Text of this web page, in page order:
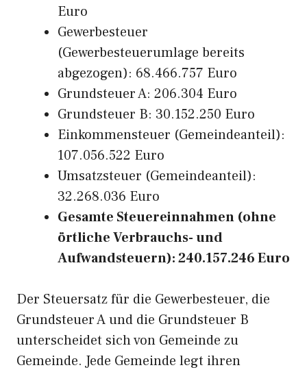
Euro
Gewerbesteuer
(Gewerbesteuerumlage bereits
abgezogen): 68.466.757 Euro
Grundsteuer A: 206.304 Euro
Grundsteuer B: 30.152.250 Euro
Einkommensteuer (Gemeindeanteil):
107.056.522 Euro
Umsatzsteuer (Gemeindeanteil):
32.268.036 Euro
Gesamte Steuereinnahmen (ohne
örtliche Verbrauchs- und
Aufwandsteuern): 240.157.246 Euro
Der Steuersatz für die Gewerbesteuer, die
Grundsteuer A und die Grundsteuer B
unterscheidet sich von Gemeinde zu
Gemeinde. Jede Gemeinde legt ihren